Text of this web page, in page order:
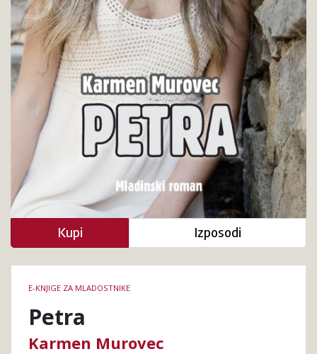
knjige
E-KNJIGE ZA MLADOSTNIKE
Petra
Karmen Murovec
Kupi Izposodi